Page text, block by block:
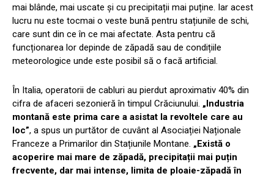
mai blânde, mai uscate și cu precipitații mai puține. Iar acest
lucru nu este tocmai o veste bună pentru stațiunile de schi,
care sunt din ce în ce mai afectate. Asta pentru că
funcționarea lor depinde de zăpadă sau de condițiile
meteorologice unde este posibil să o facă artificial.
În Italia, operatorii de cabluri au pierdut aproximativ 40% din
cifra de afaceri sezonieră în timpul Crăciunului. „Industria
montană este prima care a asistat la revoltele care au
loc”, a spus un purtător de cuvânt al Asociației Naționale
Franceze a Primarilor din Stațiunile Montane. „Există o
acoperire mai mare de zăpadă, precipitații mai puțin
frecvente, dar mai intense, limita de ploaie-zăpadă în